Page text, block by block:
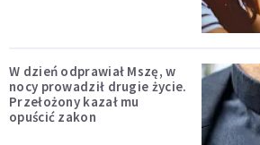
W dzień odprawiał Mszę, w
nocy prowadził drugie życie.
Przełożony kazał mu
opuścić zakon